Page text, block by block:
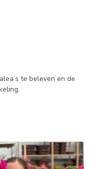
te beleven en de